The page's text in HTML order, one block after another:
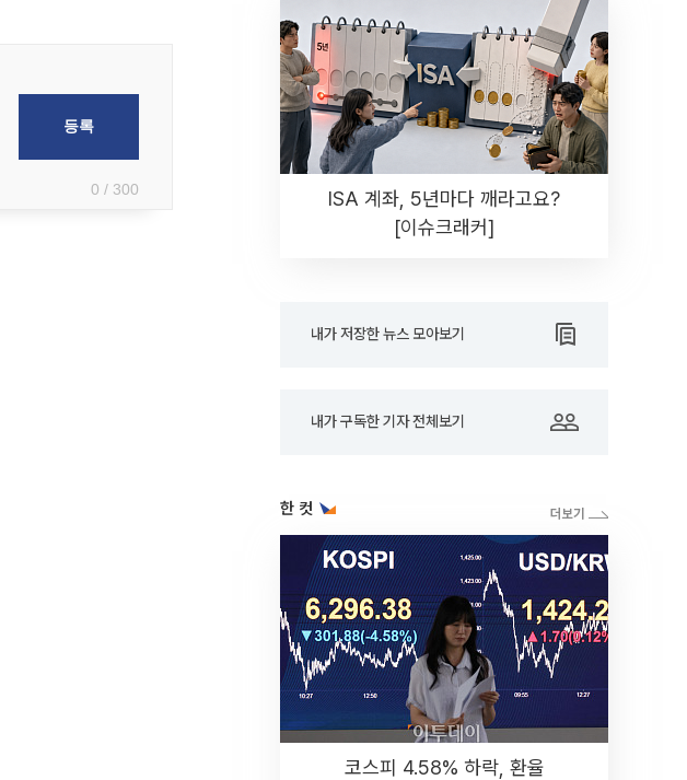
0 / 300
ISA 계좌, 5년마다 깨라고요?
[이슈크래커]
내가 저장한 뉴스 모아보기
내가 구독한 기자 전체보기
한 컷
코스피 4.58% 하락, 환율